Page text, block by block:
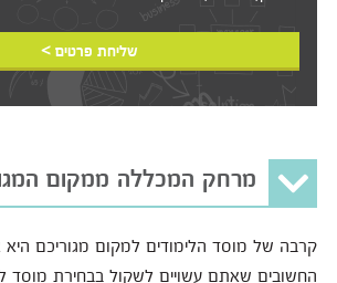
שליחת פרטים >
מרחק המכללה ממקום
קרבה של מוסד הלימודים למקום מגוריכם היא
החשובים שאתם עשויים לשקול בבחירת מוסד